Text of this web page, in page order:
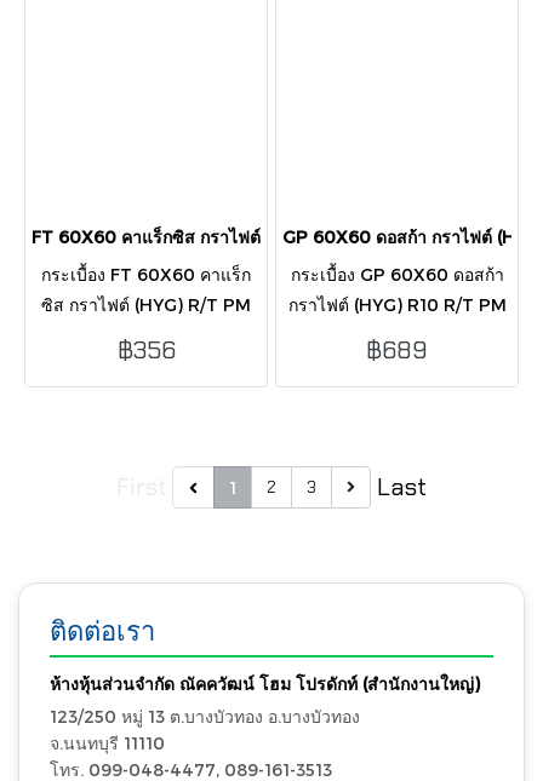
FT 60X60 คาแร็กซิส กราไฟต์ (HYG) R/T PM
กระเบื้อง FT 60X60 คาแร็ก
ซิส กราไฟต์ (HYG) R/T PM
แบรนด์ Cotto ขนาด
24"x24"/60x60cm การใช้
฿356
GP 60X60 ดอสก้า กราไฟต์
กระเบื้อง GP 60X60 ดอสก้า
กราไฟต์ (HYG) R10 R/T PM
แบรนด์ Cotto ขนาด
24"x24"/60x60cm การใช้
฿689
1 2 3 Last
ติดต่อเรา
ห้างหุ้นส่วนจำกัด ณัคควัฒน์ โฮม โปรดักท์ (สำนักงานใหญ่)
123/250 หมู่ 13 ต.บางบัวทอง อ.บางบัวทอง
จ.นนทบุรี 11110
โทร. 099-048-4477, 089-161-3513